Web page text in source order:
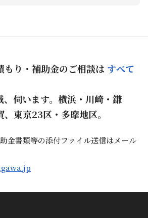
もり・補助金のご相談は すべて
伺います。横浜・川崎・鎌
東京23区・多摩地区。
金書類等の添付ファイル送信はメール